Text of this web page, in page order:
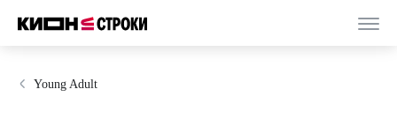
Young Adult